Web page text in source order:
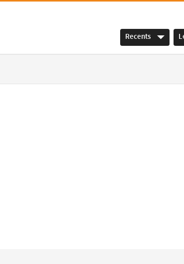
Recents